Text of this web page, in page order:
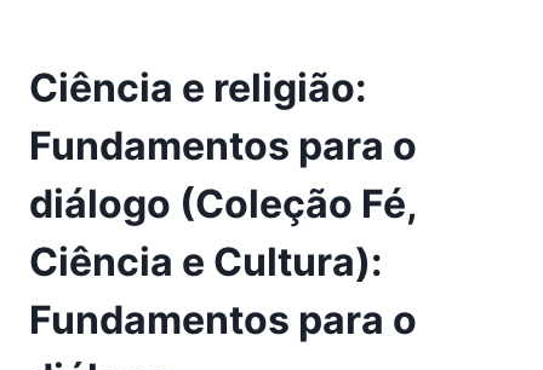
Ciência e religião:
Fundamentos para o
diálogo (Coleção Fé,
Ciência e Cultura):
Fundamentos para o